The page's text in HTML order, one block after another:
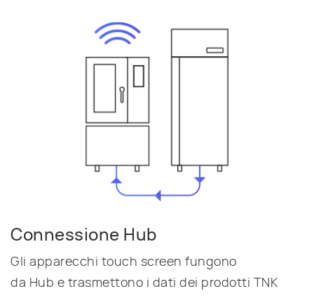
Connessione Hub
Gli apparecchi touch screen fungono
da Hub e trasmettono i dati dei prodotti TNK